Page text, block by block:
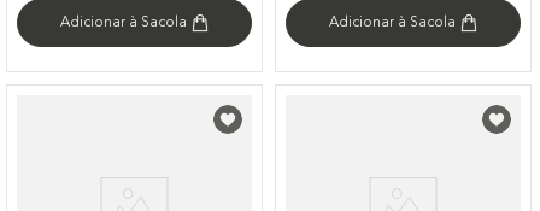
Adicionar à Sacola Adicionar à Sacola